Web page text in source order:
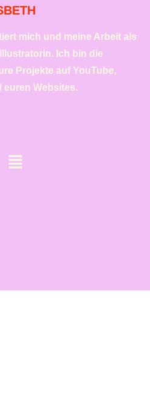
mich und meine Arbeit als
Ich bin die
Projekte auf YouTube,
euren Websites.